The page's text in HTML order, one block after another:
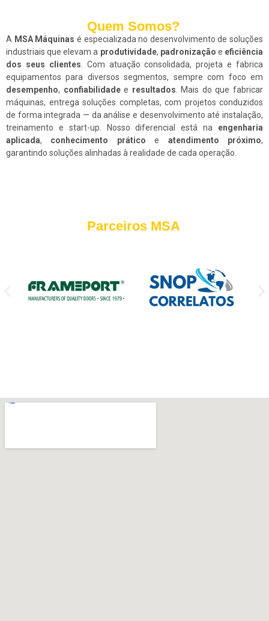
Quem Somos?
A MSA Máquinas é especializada no desenvolvimento de soluções
industriais que elevam a produtividade, padronização e eficiência
dos seus clientes. Com atuação consolidada, projeta e fabrica
equipamentos para diversos segmentos, sempre com foco em
desempenho, confiabilidadee resultados. Mais do que fabricar
máquinas, entrega soluções completas, com projetos conduzidos
de forma integrada — da análise e desenvolvimento até instalação,
treinamento e start-up. Nosso diferencial está na engenharia
aplicada, conhecimento prático e atendimento próximo,
garantindo soluções alinhadas à realidade de cada operação.
Parceiros MSA